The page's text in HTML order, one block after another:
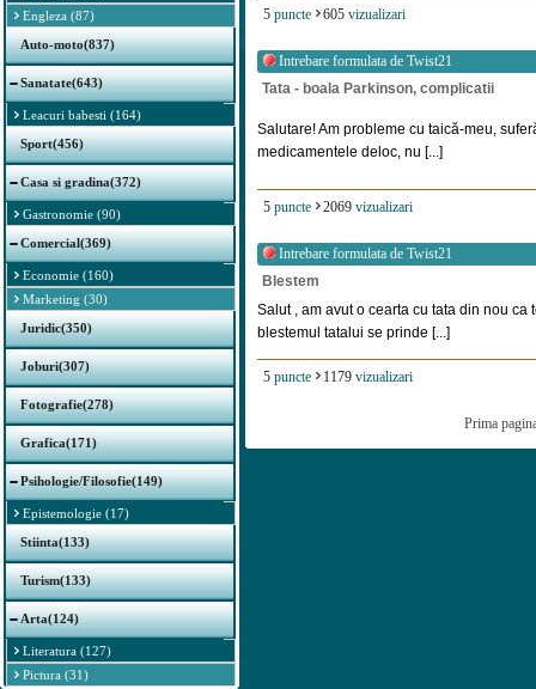
Engleza (87)
Auto-moto(837)
Sanatate(643)
Leacuri babesti (164)
Sport(456)
Casa si gradina(372)
Gastronomie (90)
Comercial(369)
Economie (160)
Marketing (30)
Juridic(350)
Joburi(307)
Fotografie(278)
Grafica(171)
Psihologie/Filosofie(149)
Epistemologie (17)
Stiinta(133)
Turism(133)
Arta(124)
Literatura (127)
Pictura (31)
5 puncte 605 vizualizari
Intrebare formulata de Twist21
Tata - boala Parkinson, complicatii
Salutare! Am probleme cu taică-meu,
medicamentele deloc, nu [...]
5 puncte 2069 vizualizari
Intrebare formulata de Twist21
Blestem
Salut , am avut o cearta cu tata din nou ca
blestemul tatalui se prinde [...]
5 puncte 1179 vizualizari
Prima